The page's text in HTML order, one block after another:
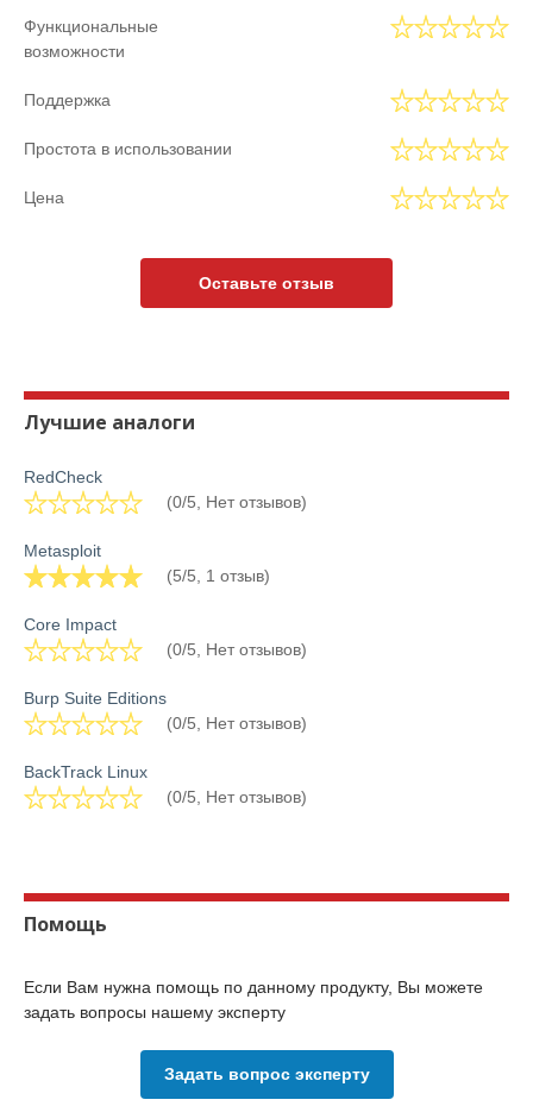
Функциональные
возможности
Поддержка
Простота в использовании
Цена
Оставьте отзыв
Лучшие аналоги
RedCheck
(0/5, Нет отзывов)
Metasploit
(5/5, 1 отзыв)
Core Impact
(0/5, Нет отзывов)
Burp Suite Editions
(0/5, Нет отзывов)
BackTrack Linux
(0/5, Нет отзывов)
Помощь
Если Вам нужна помощь по данному продукту, Вы можете
задать вопросы нашему эксперту
Задать вопрос эксперту